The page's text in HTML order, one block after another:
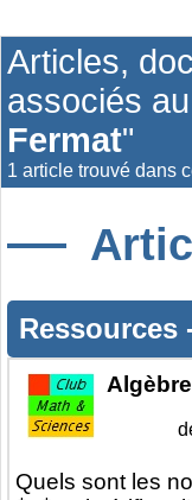
Articles,
associés
Fermat"
1 article trouvé dans
Ressources
Quels sont les